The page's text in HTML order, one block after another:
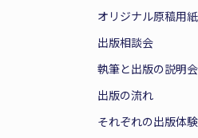
オリジナル原稿用
出版相談会
執筆と出版の説明会
出版の流れ
それぞれの出版体験